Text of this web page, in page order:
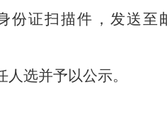
份证扫描件， 发送至
选并予以公示。